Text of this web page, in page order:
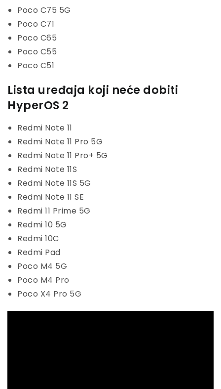
Poco C75 5G
Poco C71
Poco C65
Poco C55
Poco C51
Lista uređaja koji neće dobiti
HyperOS 2
Redmi Note 11
Redmi Note 11 Pro 5G
Redmi Note 11 Pro+ 5G
Redmi Note 11S
Redmi Note 11S 5G
Redmi Note 11 SE
Redmi 11 Prime 5G
Redmi 10 5G
Redmi 10C
Redmi Pad
Poco M4 5G
Poco M4 Pro
Poco X4 Pro 5G